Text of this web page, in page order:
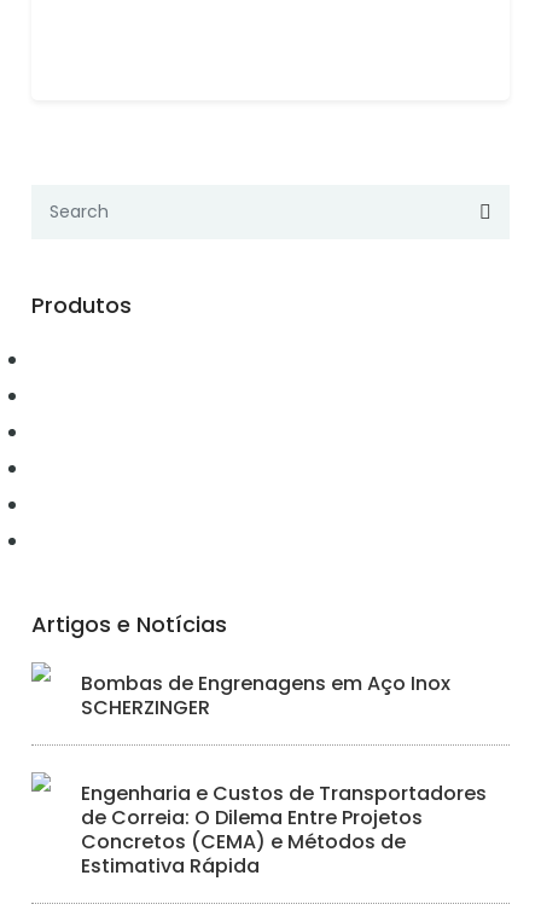
Produtos
Artigos e Notícias
Bombas de Engrenagens em Aço Inox
SCHERZINGER
Engenharia e Custos de Transportadores
de Correia: O Dilema Entre Projetos
Concretos (CEMA) e Métodos de
Estimativa Rápida